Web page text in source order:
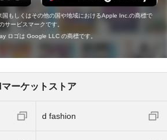
もしくはその他の国や地域におけるApple Inc.の商標で
ービスマークです。
ロゴは Google LLC の商標です。
ーケットストア
d fashion